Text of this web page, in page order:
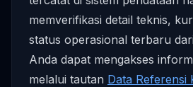
memverifikasi detail teknis,
status operasional terbaru
Anda dapat mengakses
melalui tautan Data Referensi